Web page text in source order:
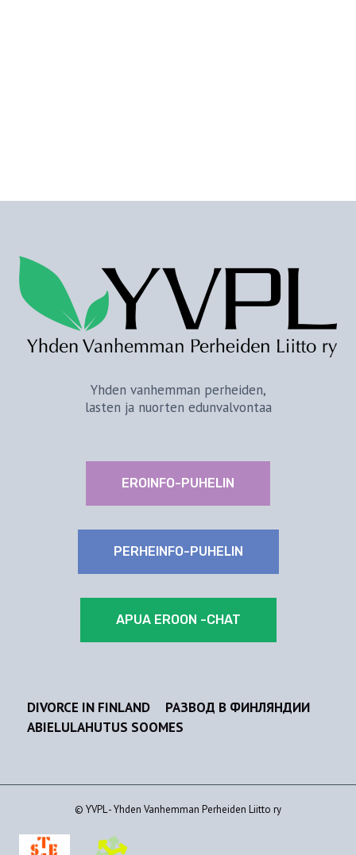
Yhden vanhemman perheiden,
lasten ja nuorten edunvalvontaa
EROINFO-PUHELIN
PERHEINFO-PUHELIN
APUA EROON -CHAT
DIVORCE IN FINLAND
РАЗВОД В ФИНЛЯНДИИ
ABIELULAHUTUS SOOMES
© YVPL - Yhden Vanhemman Perheiden Liitto ry